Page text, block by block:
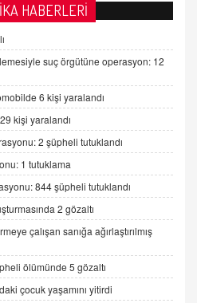
DOĞAN
korunması ve dijital hukukun
Hangi Önlemler Alınmalı?
da Ziyaret Etse...
Yüzüne Vurulan Şamar:
HABERLERİ
suç örgütüne operasyon: 12
6 kişi yaralandı
kişi yaralandı
2 şüpheli tutuklandı
1 tutuklama
844 şüpheli tutuklandı
2 gözaltı
çalışan sanığa ağırlaştırılmış
ölümünde 5 gözaltı
çocuk yaşamını yitirdi